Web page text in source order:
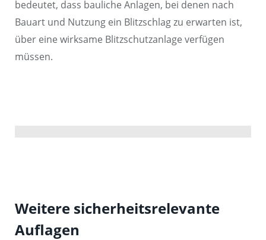
bedeutet, dass bauliche Anlagen, bei denen nach
Bauart und Nutzung ein Blitzschlag zu erwarten ist,
über eine wirksame Blitzschutzanlage verfügen
müssen.
Weitere sicherheitsrelevante
Auflagen